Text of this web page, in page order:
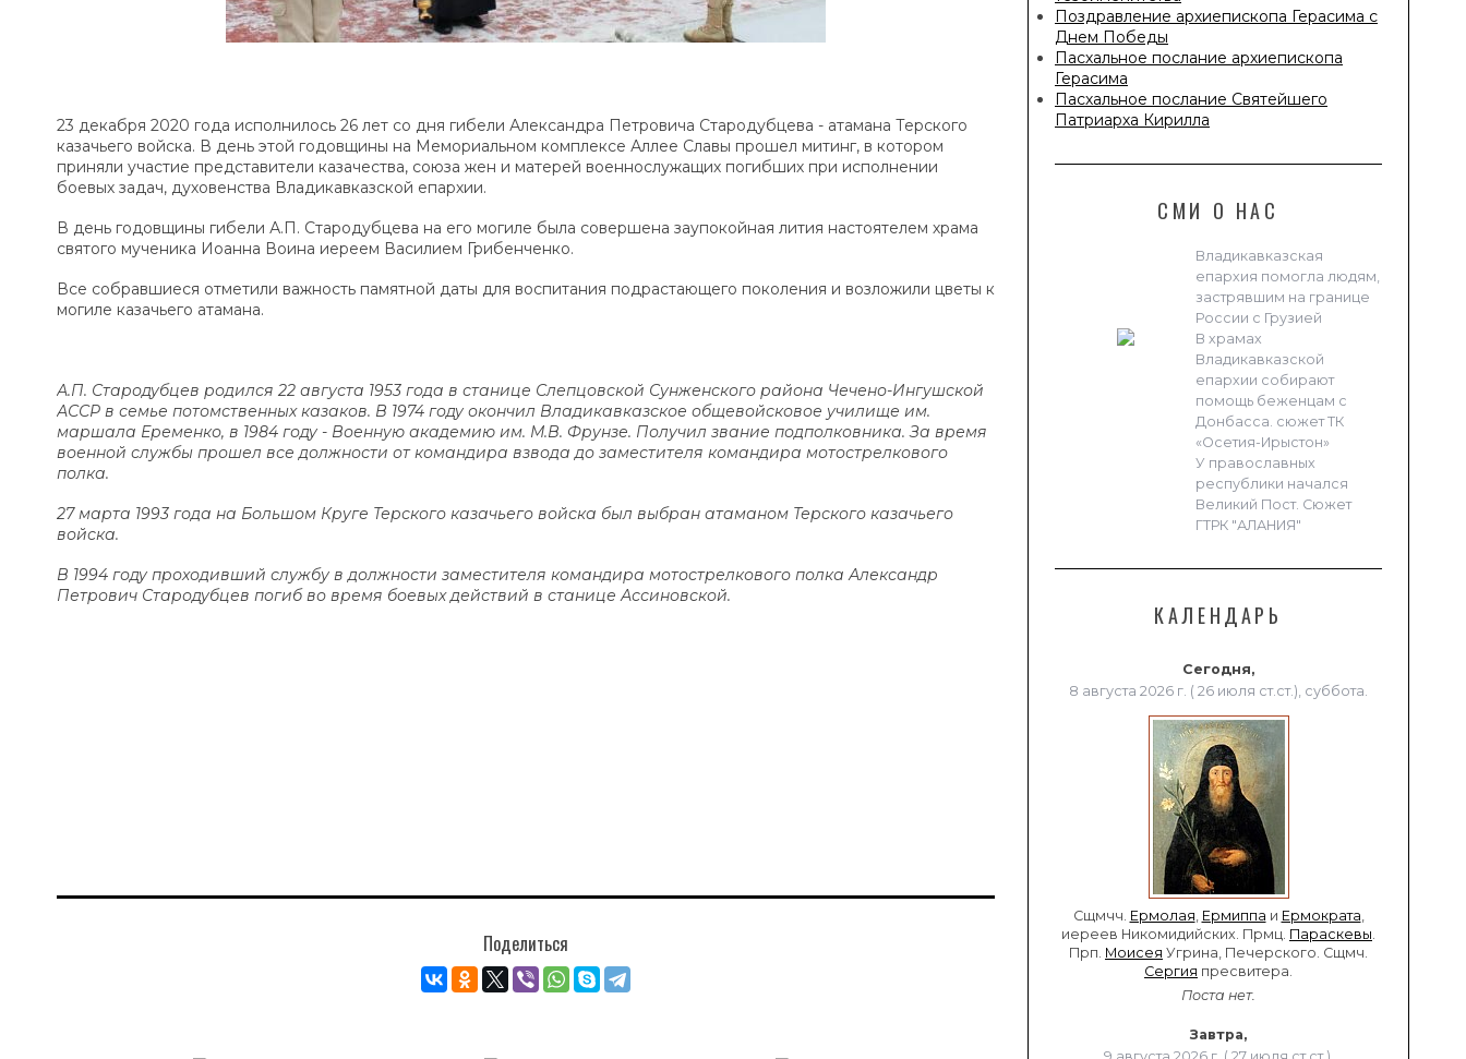
Поздравление архиепископа Герасима с
Днем Победы
Пасхальное послание архиепископа
Герасима
Пасхальное послание Святейшего
Патриарха Кирилла
СМИ О НАС
Владикавказская
епархия помогла людям,
застрявшим на границе
России с Грузией
В храмах
Владикавказской
епархии собирают
помощь беженцам с
Донбасса. сюжет ТК
«Осетия-Ирыстон»
У православных
республики начался
Великий Пост. Сюжет
ГТРК "АЛАНИЯ"
КАЛЕНДАРЬ
Сегодня,
8 августа 2026 г. ( 26 июля ст.ст.), суббота.
Сщмчч. Ермолая Ермиппа и Ермократа
иереев Никомидийских. Прмц. Параскевы
Прп. Моисея Угрина, Печерского. Сщмч.
Сергия пресвитера.
Поста нет.
Завтра,
23 декабря 2020 года исполнилось 26 лет со дня гибели Александра Петровича Стародубцева - атамана Терского
казачьего войска. В день этой годовщины на Мемориальном комплексе Аллее Славы прошел митинг, в котором
приняли участие представители казачества, союза жен и матерей военнослужащих погибших при исполнении
боевых задач, духовенства Владикавказской епархии.
В день годовщины гибели А.П. Стародубцева на его могиле была совершена заупокойная лития настоятелем храма
святого мученика Иоанна Воина иереем Василием Грибенченко.
Все собравшиеся отметили важность памятной даты для воспитания подрастающего поколения и возложили цветы к
могиле казачьего атамана.
А.П. Стародубцев родился 22 августа 1953 года в станице Слепцовской Сунженского района Чечено-Ингушской
АССР в семье потомственных казаков. В 1974 году окончил Владикавказское общевойсковое училище им.
маршала Еременко, в 1984 году - Военную академию им. М.В. Фрунзе. Получил звание подполковника. За время
военной службы прошел все должности от командира взвода до заместителя командира мотострелкового
полка.
27 марта 1993 года на Большом Круге Терского казачьего войска был выбран атаманом Терского казачьего
войска.
В 1994 году проходивший службу в должности заместителя командира мотострелкового полка Александр
Петрович Стародубцев погиб во время боевых действий в станице Ассиновской.
Поделиться